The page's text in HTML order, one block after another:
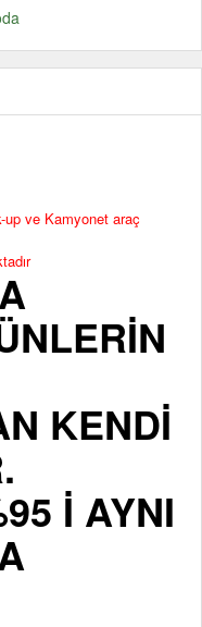
ve Kamyonet araç
KENDİ
İ AYNI